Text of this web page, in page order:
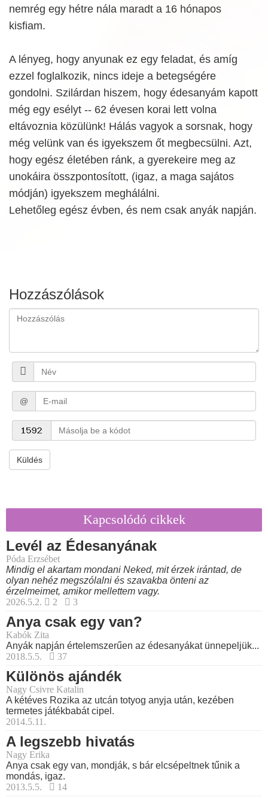
nemrég egy hétre nála maradt a 16 hónapos
kisfiam.
A lényeg, hogy anyunak ez egy feladat, és amíg
ezzel foglalkozik, nincs ideje a betegségére
gondolni. Szilárdan hiszem, hogy édesanyám kapott
még egy esélyt -- 62 évesen korai lett volna
eltávoznia közülünk! Hálás vagyok a sorsnak, hogy
még velünk van és igyekszem őt megbecsülni. Azt,
hogy egész életében ránk, a gyerekeire meg az
unokáira összpontosított, (igaz, a maga sajátos
módján) igyekszem meghálálni.
Lehetőleg egész évben, és nem csak anyák napján.
Hozzászólások
@
Küldés
Kapcsolódó cikkek
Levél az Édesanyának
Póda Erzsébet
Mindig el akartam mondani Neked, mit érzek irántad, de
olyan nehéz megszólalni és szavakba önteni az
érzelmeimet, amikor mellettem vagy.
2026.5.2.
2 3
Anya csak egy van?
Kabók Zita
Anyák napján értelemszerűen az édesanyákat ünnepeljük...
2018.5.5.
37
Különös ajándék
Nagy Csivre Katalin
A kétéves Rozika az utcán totyog anyja után, kezében
termetes játékbabát cipel.
2014.5.11.
A legszebb hivatás
Nagy Erika
Anya csak egy van, mondják, s bár elcsépeltnek tűnik a
mondás, igaz.
2013.5.5.
14